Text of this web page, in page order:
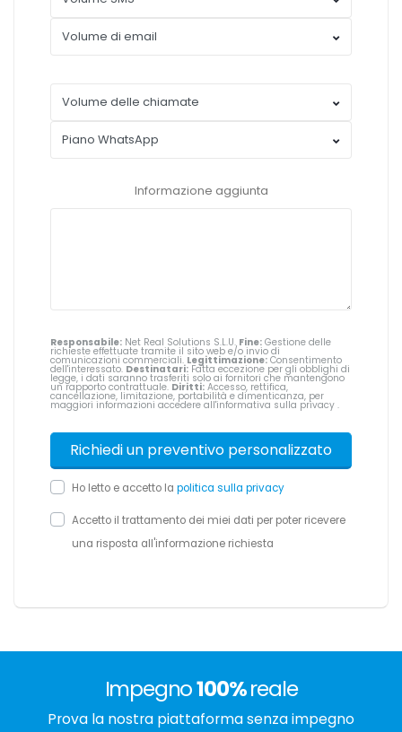
Informazione aggiunta
Responsabile: Net Real Solutions S.L.U. Fine: Gestione delle
richieste effettuate tramite il sito web e/o invio di
comunicazioni commerciali. Legittimazione: Consentimento
dell'interessato. Destinatari: Fatta eccezione per gli obblighi di
legge, i dati saranno trasferiti solo ai fornitori che mantengono
un rapporto contrattuale. Diritti: Accesso, rettifica,
cancellazione, limitazione, portabilità e dimenticanza, per
maggiori informazioni accedere all'informativa sulla privacy .
Ho letto e accetto la politica sulla privacy
Accetto il trattamento dei miei dati per poter ricevere
una risposta all'informazione richiesta
Impegno100%reale
Prova la nostra piattaforma senza impegno